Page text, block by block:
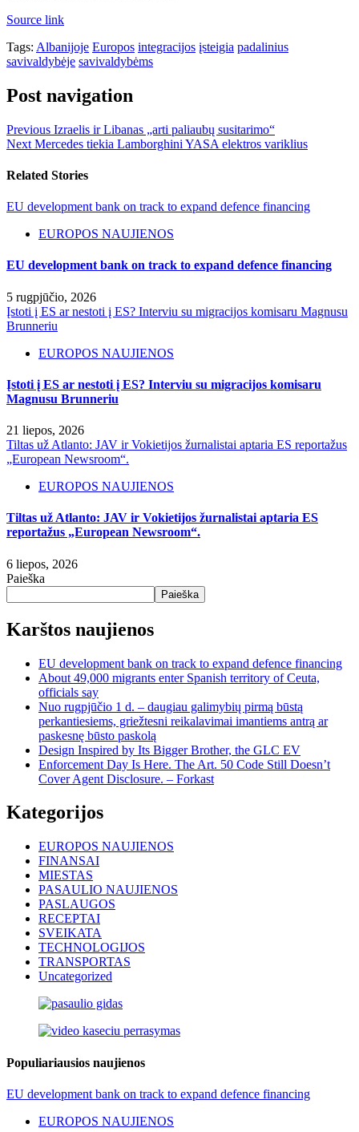
Source link
Tags: Albanijoje Europos integracijos įsteigia padalinius
savivaldybėje savivaldybėms
Post navigation
Previous Izraelis ir Libanas „arti paliaubų susitarimo“
Next Mercedes tiekia Lamborghini YASA elektros variklius
Related Stories
EU development bank on track to expand defence financing
EUROPOS NAUJIENOS
EU development bank on track to expand defence financing
5 rugpjūčio, 2026
Įstoti į ES ar nestoti į ES? Interviu su migracijos komisaru Magnusu
Brunneriu
EUROPOS NAUJIENOS
Įstoti į ES ar nestoti į ES? Interviu su migracijos komisaru
Magnusu Brunneriu
21 liepos, 2026
Tiltas už Atlanto: JAV ir Vokietijos žurnalistai aptaria ES reportažus
„European Newsroom“.
EUROPOS NAUJIENOS
Tiltas už Atlanto: JAV ir Vokietijos žurnalistai aptaria ES
reportažus „European Newsroom“.
6 liepos, 2026
Paieška
Paieška
Karštos naujienos
EU development bank on track to expand defence financing
About 49,000 migrants enter Spanish territory of Ceuta,
officials say
Nuo rugpjūčio 1 d. – daugiau galimybių pirmą būstą
perkantiesiems, griežtesni reikalavimai imantiems antrą ar
paskesnę būsto paskolą
Design Inspired by Its Bigger Brother, the GLC EV
Enforcement Day Is Here. The Art. 50 Code Still Doesn’t
Cover Agent Disclosure. – Forkast
Kategorijos
EUROPOS NAUJIENOS
FINANSAI
MIESTAS
PASAULIO NAUJIENOS
PASLAUGOS
RECEPTAI
SVEIKATA
TECHNOLOGIJOS
TRANSPORTAS
Uncategorized
Populiariausios naujienos
EU development bank on track to expand defence financing
EUROPOS NAUJIENOS